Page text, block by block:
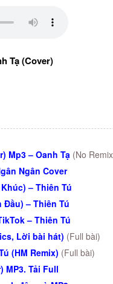
Tạ (Cover)
Mp3 – Oanh Tạ (No
Ngân Cover
– Thiên Tú
– Thiên Tú
– Thiên Tú
Lời bài hát) (Full bài)
(HM Remix) (Full bài)
MP3. Tải Full